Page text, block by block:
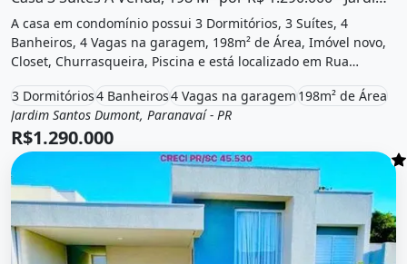
A casa em condomínio possui 3 Dormitórios, 3 Suítes, 4
Banheiros, 4 Vagas na garagem, 198m² de Área, Imóvel novo,
Closet, Churrasqueira, Piscina e está localizado em Rua
3 Dormitórios4 Banheiros4 Vagas na garagem 198m² de Área
Venda
Casa em condomínio
Jardim Santos Dumont, Paranavaí - PR
R$1.290.000